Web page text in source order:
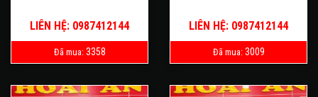
LIÊN HỆ: 0987412144
Đã mua: 3358
LIÊN HỆ: 0987412144
Đã mua: 3009